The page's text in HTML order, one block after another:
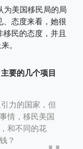
美国移民局的局
、态度来看，她很
民的态度，并且
。
要的几个项目
力的国家，但
情，移民美国
和不同的花
？